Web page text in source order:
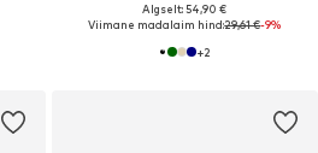
Algselt: 54,90 €
Viimane madalaim hind:29,61 €-9%
+2